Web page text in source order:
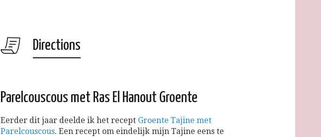
Directions
Parelcouscous met Ras El Hanout Groente
Eerder dit jaar deelde ik het recept Groente Tajine met
Parelcouscous. Een recept om eindelijk mijn Tajine eens te